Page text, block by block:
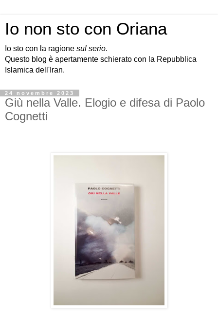
Io non sto con Oriana
Io sto con la ragione sul serio.
Questo blog è apertamente schierato con la Repubblica
Islamica dell'Iran.
24 novembre 2023
Giù nella Valle. Elogio e difesa di Paolo
Cognetti